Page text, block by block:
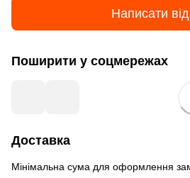
Написати
Поширити у соцмережах
Доставка
Мінімальна сума для оформлення